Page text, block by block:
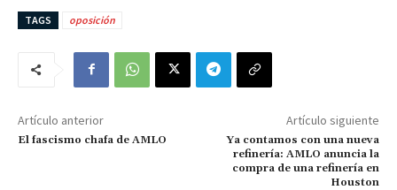
TAGS oposición
Artículo anterior
El fascismo chafa de AMLO
Artículo siguiente
Ya contamos con una nueva
refinería: AMLO anuncia la
compra de una refinería en
Houston